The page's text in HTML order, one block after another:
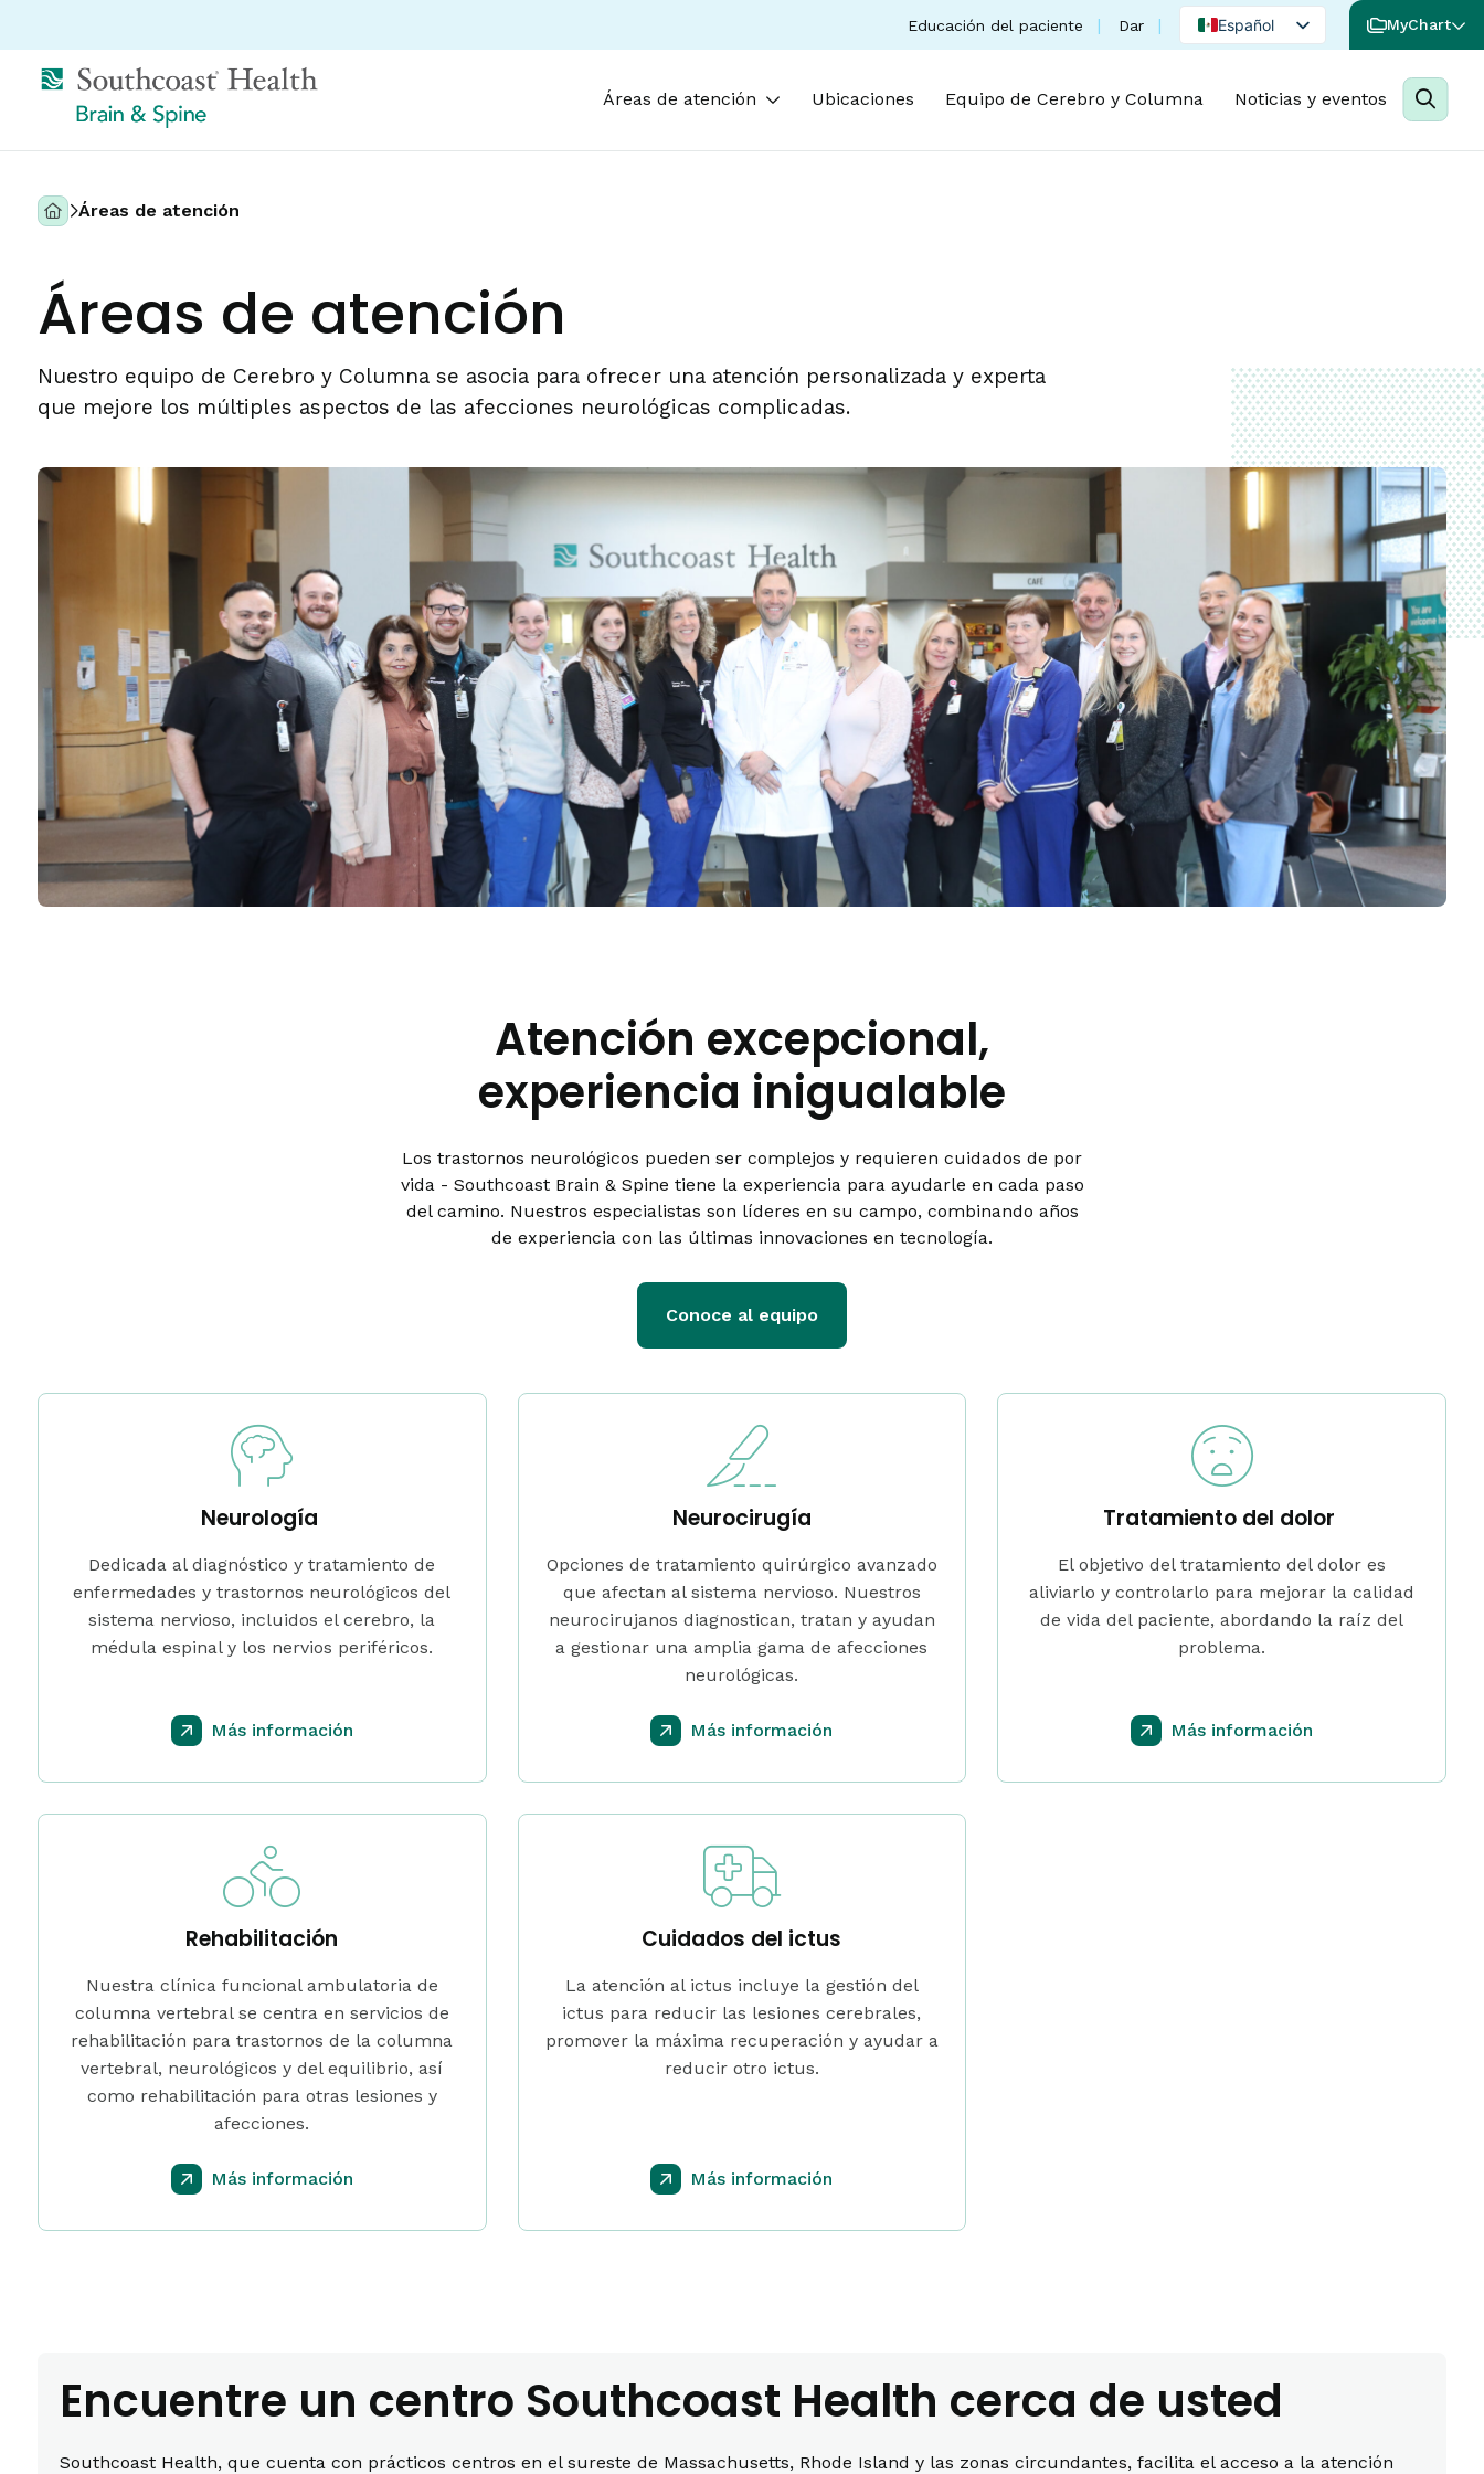
Educación del paciente Dar(se abre en una nueva pestaña)
Español
Portuguese
MyChart
Áreas de atención Ubicaciones Equipo de Cerebro y Columna Noticias y eventos
Áreas de atención
Áreas de atención
Nuestro equipo de Cerebro y Columna se asocia para ofrecer una atención personalizada y experta
que mejore los múltiples aspectos de las afecciones neurológicas complicadas.
Atención excepcional,
experiencia inigualable
Los trastornos neurológicos pueden ser complejos y requieren cuidados de por
vida - Southcoast Brain & Spine tiene la experiencia para ayudarle en cada paso
del camino. Nuestros especialistas son líderes en su campo, combinando años
de experiencia con las últimas innovaciones en tecnología.
Conoce al equipo
Neurología
Dedicada al diagnóstico y tratamiento de
enfermedades y trastornos neurológicos del
sistema nervioso, incluidos el cerebro, la
médula espinal y los nervios periféricos.
Más información
Neurocirugía
Opciones de tratamiento quirúrgico avanzado
que afectan al sistema nervioso. Nuestros
neurocirujanos diagnostican, tratan y ayudan
a gestionar una amplia gama de afecciones
neurológicas.
Más información
Tratamiento del dolor
El objetivo del tratamiento del dolor es
aliviarlo y controlarlo para mejorar la calidad
de vida del paciente, abordando la raíz del
problema.
Más información
Rehabilitación
Nuestra clínica funcional ambulatoria de
columna vertebral se centra en servicios de
rehabilitación para trastornos de la columna
vertebral, neurológicos y del equilibrio, así
como rehabilitación para otras lesiones y
afecciones.
Más información
Cuidados del ictus
La atención al ictus incluye la gestión del
ictus para reducir las lesiones cerebrales,
promover la máxima recuperación y ayudar a
reducir otro ictus.
Más información
Encuentre un centro Southcoast Health cerca de usted
Southcoast Health, que cuenta con prácticos centros en el sureste de Massachusetts, Rhode Island y las zonas circundantes, facilita el acceso a la atención